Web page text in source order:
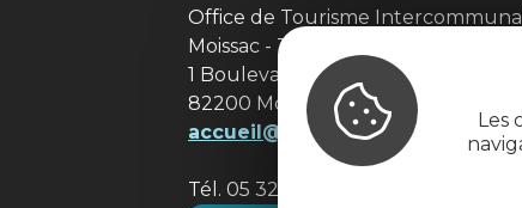
Les
Office de Tourisme
Moissac - Terres des Confluences
1 Boulevard de Brienne
82200 Moissac
accueil@tourisme-
Tél. 05 32 09 69 36